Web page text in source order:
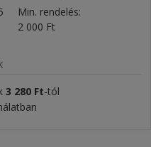
Min. rendelés
2 000 Ft
3 280 Ft-tól